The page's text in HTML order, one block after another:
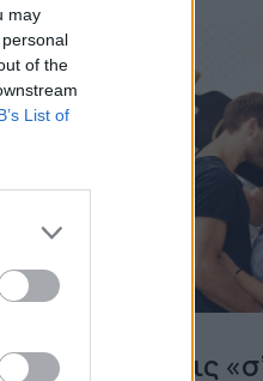
may
of the
List of
Πότε να πεις